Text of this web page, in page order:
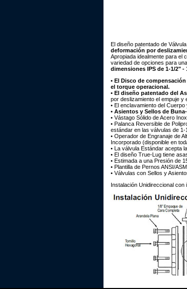
El diseño patentado de
deformación por
Apropiada idealmente para el
variedad de opciones para
dimensiones IPS de 1-1/2"
• El Disco de
el torque operacional.
• El diseño patentado del
por deslizamiento el empuje y
• El enclavamiento del
• Asientos y Sellos de
• Vástago Sólido de Acero
• Palanca Reversible de
estándar en las válvulas de
• Operador de Engranaje de
Incorporado (disponible en
• La válvula Estándar acepta
• El diseño True-Lug tiene
• Estimada a una Presión de
• Plantilla de Pernos ANSI/
• Válvulas con Sellos y
Instalación Unidireccional con